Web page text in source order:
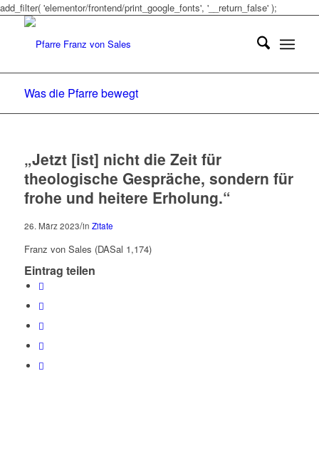
add_filter( 'elementor/frontend/print_google_fonts', '__return_false' );
Was die Pfarre bewegt
„Jetzt [ist] nicht die Zeit für
theologische Gespräche, sondern für
frohe und heitere Erholung.“
26. März 2023/in Zitate
Franz von Sales (DASal 1,174)
Eintrag teilen